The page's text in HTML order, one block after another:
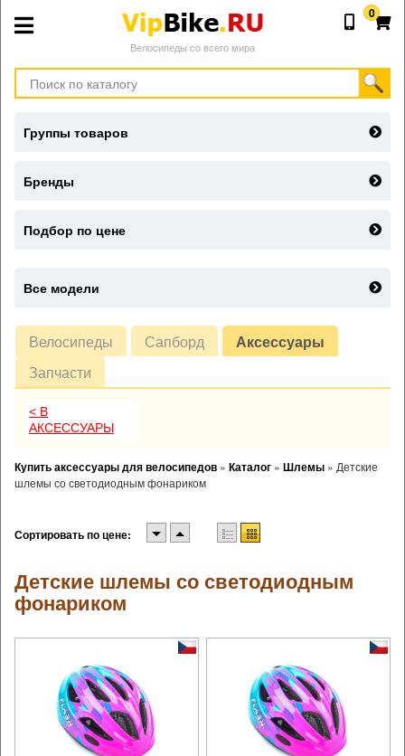
Велосипеды со всего мира
0
Велосипеды Сапборд
Аксессуары
Запчасти
< В
АКСЕССУАРЫ
Купить аксессуары для велосипедов » Каталог » Шлемы » Детские
шлемы со светодиодным фонариком
Сортировать по цене:
Детские шлемы со светодиодным
фонариком
Группы товаров
Бренды
Подбор по цене
Все модели